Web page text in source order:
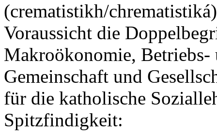
(crematistikh/chrematistiká)
Voraussicht die
Makroökonomie,
Gemeinschaft und
für die katholische
Spitzfindigkeit: